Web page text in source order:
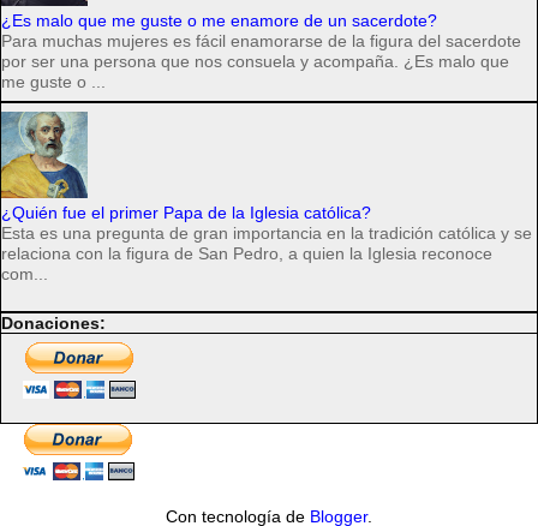
¿Es malo que me guste o me enamore de un sacerdote?
Para muchas mujeres es fácil enamorarse de la figura del sacerdote
por ser una persona que nos consuela y acompaña. ¿Es malo que
me guste o ...
¿Quién fue el primer Papa de la Iglesia católica?
Esta es una pregunta de gran importancia en la tradición católica y se
relaciona con la figura de San Pedro, a quien la Iglesia reconoce
com...
Donaciones:
Con tecnología de Blogger.